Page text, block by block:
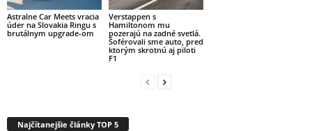
Astralne Car Meets vracia
úder na Slovakia Ringu s
brutálnym upgrade-om
Verstappen s
Hamiltonom mu
pozerajú na zadné svetlá.
Šoférovali sme auto, pred
ktorým skrotnú aj piloti
F1
Najčítanejšie články TOP 5